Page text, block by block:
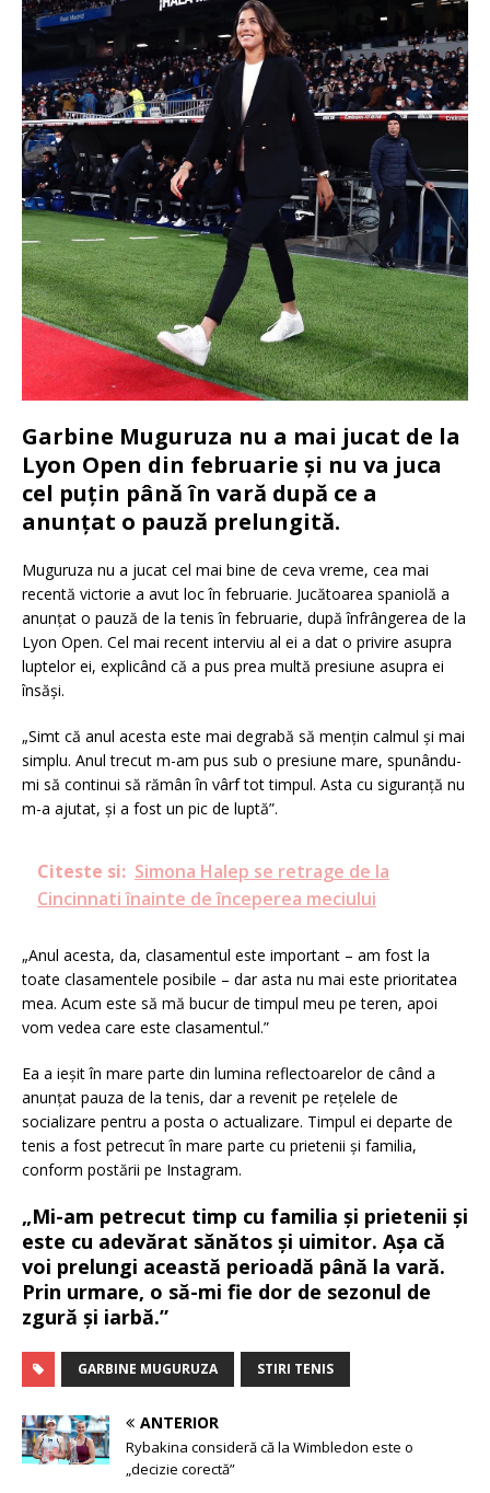
Garbine Muguruza nu a mai jucat de la
Lyon Open din februarie și nu va juca
cel puțin până în vară după ce a
anunțat o pauză prelungită.
Muguruza nu a jucat cel mai bine de ceva vreme, cea mai
recentă victorie a avut loc în februarie. Jucătoarea spaniolă a
anunțat o pauză de la tenis în februarie, după înfrângerea de la
Lyon Open. Cel mai recent interviu al ei a dat o privire asupra
luptelor ei, explicând că a pus prea multă presiune asupra ei
însăși.
„Simt că anul acesta este mai degrabă să mențin calmul și mai
simplu. Anul trecut m-am pus sub o presiune mare, spunându-
mi să continui să rămân în vârf tot timpul. Asta cu siguranță nu
m-a ajutat, și a fost un pic de luptă”.
Citeste si: Simona Halep se retrage de la
Cincinnati înainte de începerea meciului
„Anul acesta, da, clasamentul este important – am fost la
toate clasamentele posibile – dar asta nu mai este prioritatea
mea. Acum este să mă bucur de timpul meu pe teren, apoi
vom vedea care este clasamentul.”
Ea a ieșit în mare parte din lumina reflectoarelor de când a
anunțat pauza de la tenis, dar a revenit pe rețelele de
socializare pentru a posta o actualizare. Timpul ei departe de
tenis a fost petrecut în mare parte cu prietenii și familia,
conform postării pe Instagram.
„Mi-am petrecut timp cu familia și prietenii și
este cu adevărat sănătos și uimitor. Așa că
voi prelungi această perioadă până la vară.
Prin urmare, o să-mi fie dor de sezonul de
zgură și iarbă.”
GARBINE MUGURUZA STIRI TENIS
ANTERIOR
Rybakina consideră că la Wimbledon este o
„decizie corectă”